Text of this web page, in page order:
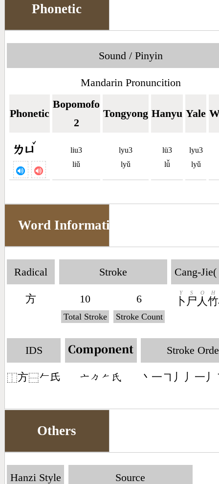
Phonetic
Sound / Pinyin
Mandarin Pronuncition
Phonetic
Bopomofo
2
Tongyong Hanyu Yale
ㄌㄩ
ˇ
liu3
liǔ
lyu3
lyǔ
lü3
lǚ
lyu3
lyǔ
Word Information
Radical
方
Stroke
10
Total Stroke
6
Stroke Count
Cang-Jie(
卜
Y
尸
S
人
O
竹
H
IDS
⿰方⿱𠂉氏
Component
󶁂󶀼󶀩󶃯
Stroke
丶一㇕丿丿一
Others
Hanzi Style Source